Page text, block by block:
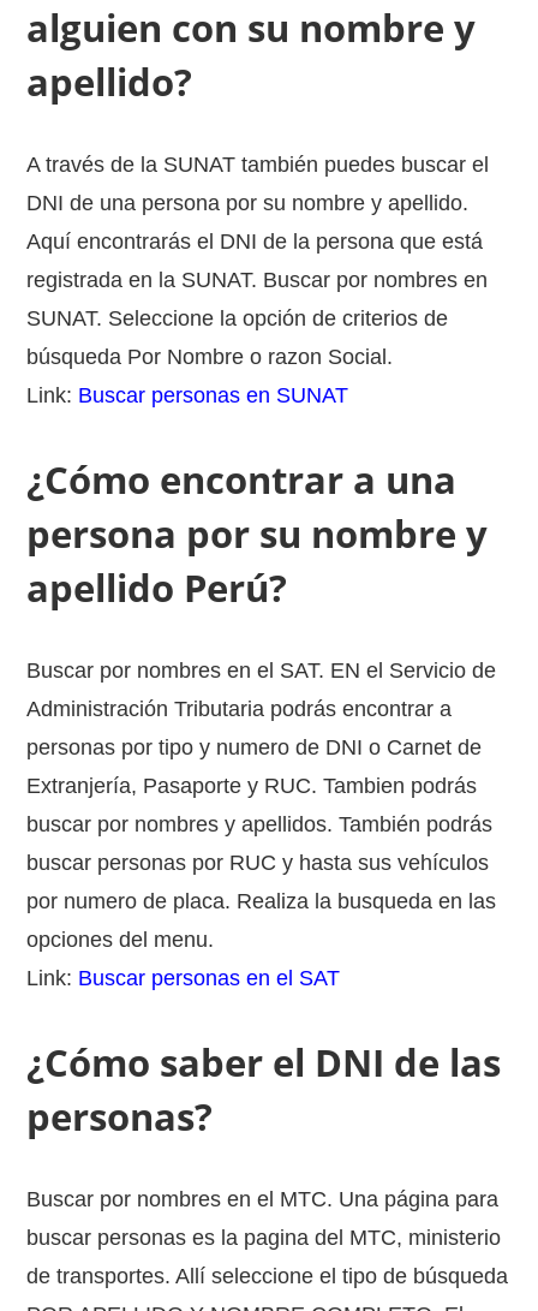
alguien con su nombre y
apellido?
A través de la SUNAT también puedes buscar el
DNI de una persona por su nombre y apellido.
Aquí encontrarás el DNI de la persona que está
registrada en la SUNAT. Buscar por nombres en
SUNAT. Seleccione la opción de criterios de
búsqueda Por Nombre o razon Social.
Link: Buscar personas en SUNAT
¿Cómo encontrar a una
persona por su nombre y
apellido Perú?
Buscar por nombres en el SAT. EN el Servicio de
Administración Tributaria podrás encontrar a
personas por tipo y numero de DNI o Carnet de
Extranjería, Pasaporte y RUC. Tambien podrás
buscar por nombres y apellidos. También podrás
buscar personas por RUC y hasta sus vehículos
por numero de placa. Realiza la busqueda en las
opciones del menu.
Link: Buscar personas en el SAT
¿Cómo saber el DNI de las
personas?
Buscar por nombres en el MTC. Una página para
buscar personas es la pagina del MTC, ministerio
de transportes. Allí seleccione el tipo de búsqueda